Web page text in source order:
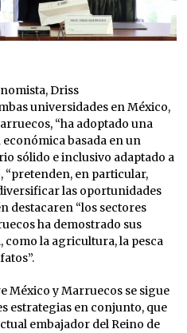
Driss
universidades en México,
“ha adoptado una
basada en un
sólido e inclusivo adaptado a
“pretenden, en particular,
las oportunidades
destacaren “los sectores
ha demostrado sus
la agricultura, la pesca
México y Marruecos se sigue
estrategias en conjunto, que
embajador del Reino de